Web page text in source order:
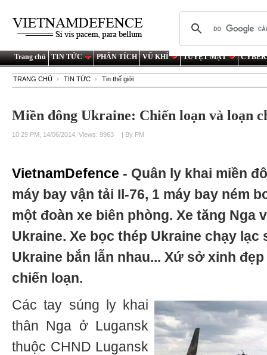
Trang chủ TIN TỨC PHÂN TÍCH VŨ KHÍ TUYỆT MẬT
TRANG CHỦ TIN TỨC Tin thế giới
Miền đông Ukraine: Chiến loạn và loạn
10:29 PM, 14/06/2014, Views: 9963 | By PM
VietnamDefence - Quân ly khai miền
máy bay vận tải Il-76, 1 máy bay ném
một đoàn xe biên phòng. Xe tăng Nga
Ukraine. Xe bọc thép Ukraine chạy lạc
Ukraine bắn lẫn nhau... Xứ sở xinh
chiến loạn.
Các tay súng ly khai
thân Nga ở Lugansk
thuộc CHND Lugansk